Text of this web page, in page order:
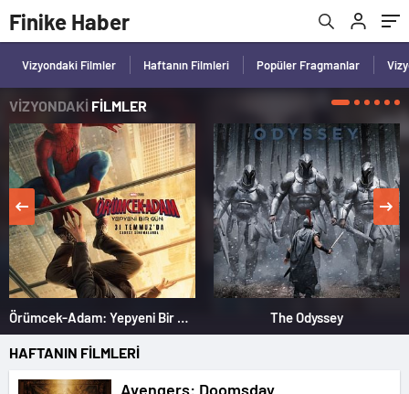
Finike Haber
Vizyondaki Filmler Haftanın Filmleri Popüler Fragmanlar
VİZYONDAKİ FİLMLER
Örümcek-Adam: Yepyeni Bir Gün The Odyssey
HAFTANIN FİLMLERİ
Avengers: Doomsday